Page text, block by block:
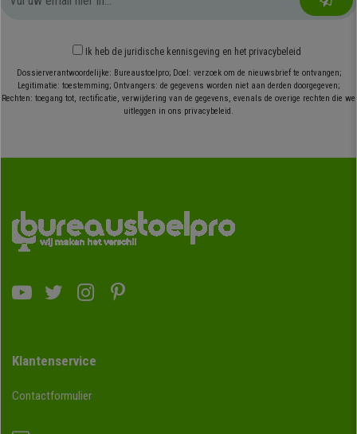
Ik heb de juridische kennisgeving en het privacybeleid
Dossierverantwoordelijke: Bureaustoelpro; Doel: verzoek om de nieuwsbrief te ontvangen;
Legitimatie: toestemming; Ontvangers: de gegevens worden niet aan derden doorgegeven;
Rechten: toegang tot, rectificatie, verwijdering van de gegevens, evenals de overige rechten die we
uitleggen in ons privacybeleid.
Klantenservice
Contactformulier